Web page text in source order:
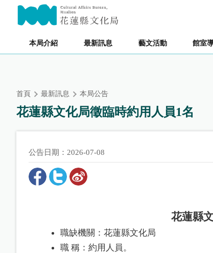
內
本局介紹 最新訊息 藝文活動 館室
主要內容區塊
首頁 最新訊息 本局公告
花蓮縣文化局徵臨時約用人員1名
公告日期：2026-07-08
花蓮縣
職缺機關：花蓮縣文化局
職 稱：約用人員。